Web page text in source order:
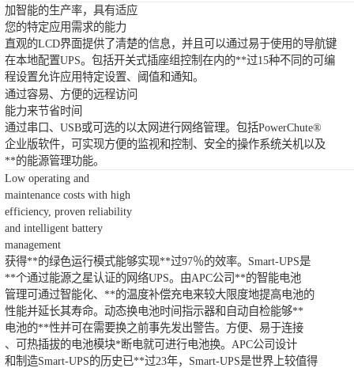
加智能的生产率，具有适应
您的特定应用需求的能力
直观的LCD界面提供了清楚的信息，并且可以通过易于使用的导航键
在本地配置UPS。包括开关式插座组控制在内的**过15种不同的可编
程设置允许应用特定设置、阈值和通知。
通过容易、方便的远程访问
能力来节省时间
通过串口、USB或可选的以太网进行网络管理。包括PowerChute®
企业版软件，可实现方便的监视和控制、安全的操作系统关机以及
**的能源管理功能。
Low operating and
maintenance costs with high
efficiency, proven reliability
and intelligent battery
management
获得**的绿色运行模式能够实现**过97％的效率。Smart-UPS是
**个通过能源之星认证的网络UPS。由APC公司**的智能电池
管理可通过智能化、**的温度补偿充电来较大限度地提高电池的
性能并延长其寿命。动态换电池时间指示器和自动自检能够**
电池的**性并可在需要换之前事先发出警告。方便、易于连接
、可热插拔的电池模块*断电就可进行电池换。APC公司设计
和制造Smart-UPS的历史已**过23年，Smart-UPS是世界上较值得